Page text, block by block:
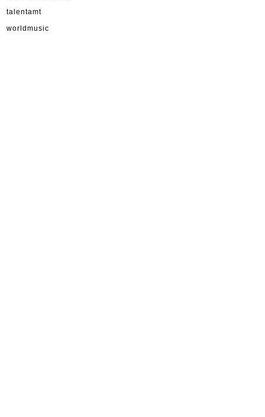
talentamt
worldmusic